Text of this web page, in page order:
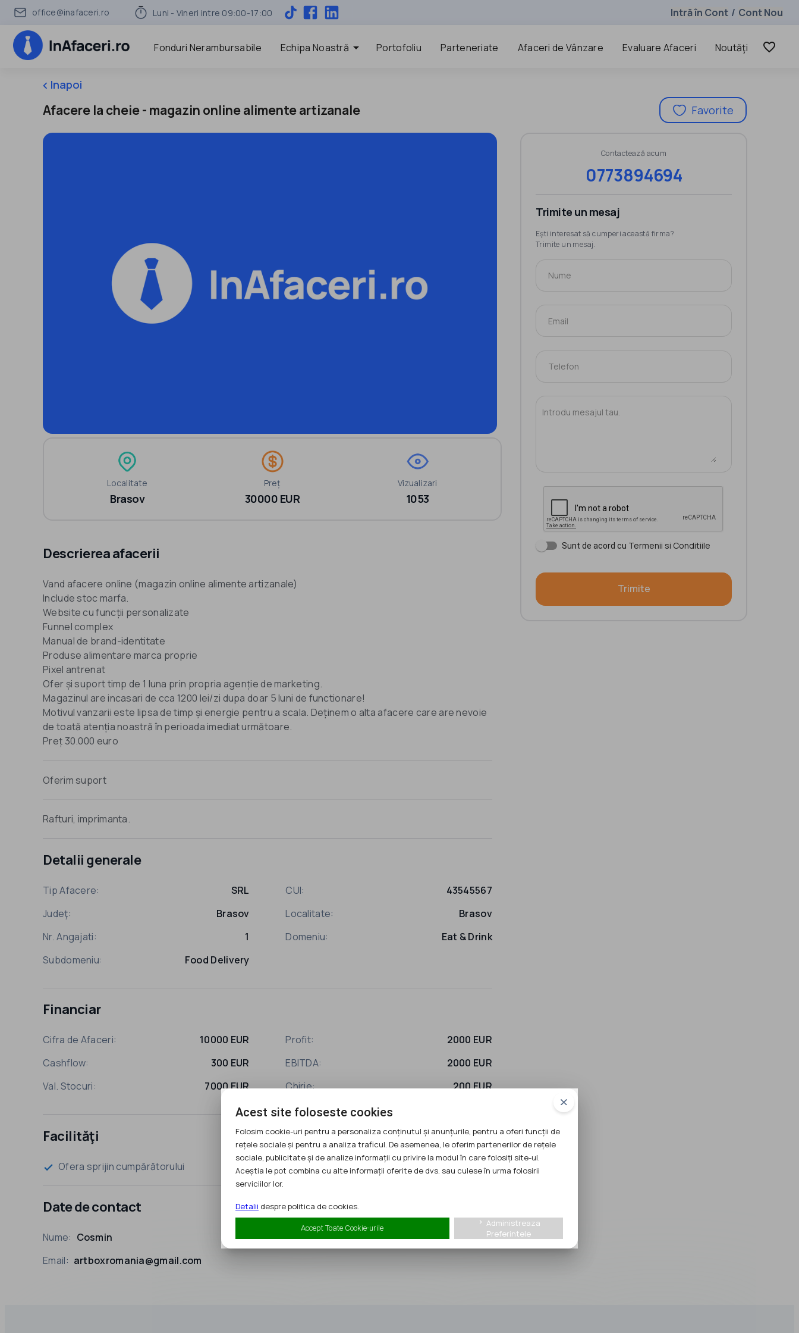
office@inafaceri.ro Luni - Vineri intre 09:00-17:00 Intră în Cont / Cont Nou
Fonduri Nerambursabile Echipa Noastră arrow_drop_down Portofoliu Parteneriate Afaceri de Vânzare Evaluare Afaceri Noutăţi favorite_border
keyboard_arrow_leftInapoi
Afacere la cheie - magazin online alimente artizanale Favorite
Localitate
Brasov
Preț
30000 EUR
Vizualizari
1053
Descrierea afacerii
Vand afacere online (magazin online alimente artizanale)
Include stoc marfa.
Website cu funcții personalizate
Funnel complex
Manual de brand-identitate
Produse alimentare marca proprie
Pixel antrenat
Ofer și suport timp de 1 luna prin propria agenție de marketing.
Magazinul are incasari de cca 1200 lei/zi dupa doar 5 luni de functionare!
Motivul vanzarii este lipsa de timp și energie pentru a scala. Deținem o alta afacere care are nevoie
de toată atenția noastră în perioada imediat următoare.
Preț 30.000 euro
Oferim suport
Rafturi, imprimanta.
Detalii generale
Tip Afacere: SRL CUI:
43545567
Judeţ:
Brasov Localitate:
Brasov
Nr. Angajati:
1 Domeniu:
Eat & Drink
Subdomeniu:
Food Delivery
Financiar
Cifra de Afaceri: 10000 EUR Profit:
2000 EUR
Cashflow:
300 EUR EBITDA:
2000 EUR
Val. Stocuri:
7000 EUR Chirie: 200 EUR
Facilităţi
check Ofera sprijin cumpărătorului
Date de contact
Nume: Cosmin Telefon: 0773894694
Email: artboxromania@gmail.com
Contactează acum
0773894694
Trimite un mesaj
Eşti interesat să cumperi această firma?
Trimite un mesaj.
Sunt de acord cu Termenii si Conditiile
Trimite
Acest site foloseste cookies
Folosim cookie-uri pentru a personaliza conținutul și anunțurile, pentru a oferi funcții de
rețele sociale și pentru a analiza traficul. De asemenea, le oferim partenerilor de rețele
sociale, publicitate și de analize informații cu privire la modul în care folosiți site-ul.
Aceștia le pot combina cu alte informații oferite de dvs. sau culese în urma folosirii
serviciilor lor.
Detalii despre politica de cookies.
Accept Toate Cookie-urile
keyboard_arrow_right
Administreaza
Preferintele